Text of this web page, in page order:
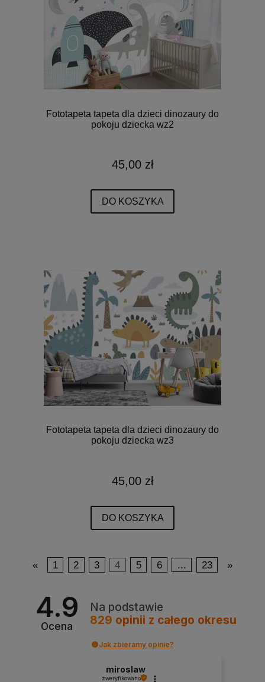
Fototapeta tapeta dla dzieci dinozaury do
pokoju dziecka wz2
45,00 zł
DO KOSZYKA
Fototapeta tapeta dla dzieci dinozaury do
pokoju dziecka wz3
45,00 zł
DO KOSZYKA
« 1 2 3 4 5 6 ... 23 »
4.9
Ocena
Na podstawie
829 opinii z całego okresu
Jak zbieramy opinie?
miroslaw
zweryfikowano